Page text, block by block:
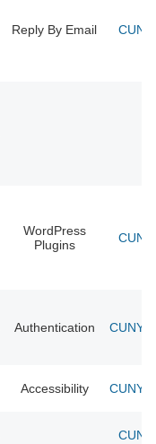
Reply By Email
WordPress
Plugins
Authentication CUNY
Accessibility CUNY